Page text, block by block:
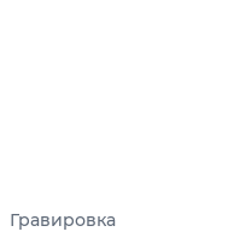
Гравировка